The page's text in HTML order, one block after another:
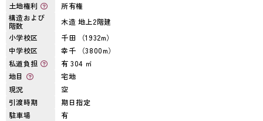
土地権利
所有権
構造および
階数
木造 地上2階建
小学校区
千田 （1932m）
中学校区
幸千 （3800m）
私道負担
有 304 ㎡
地目
宅地
現況
空
引渡時期
期日指定
駐車場
有